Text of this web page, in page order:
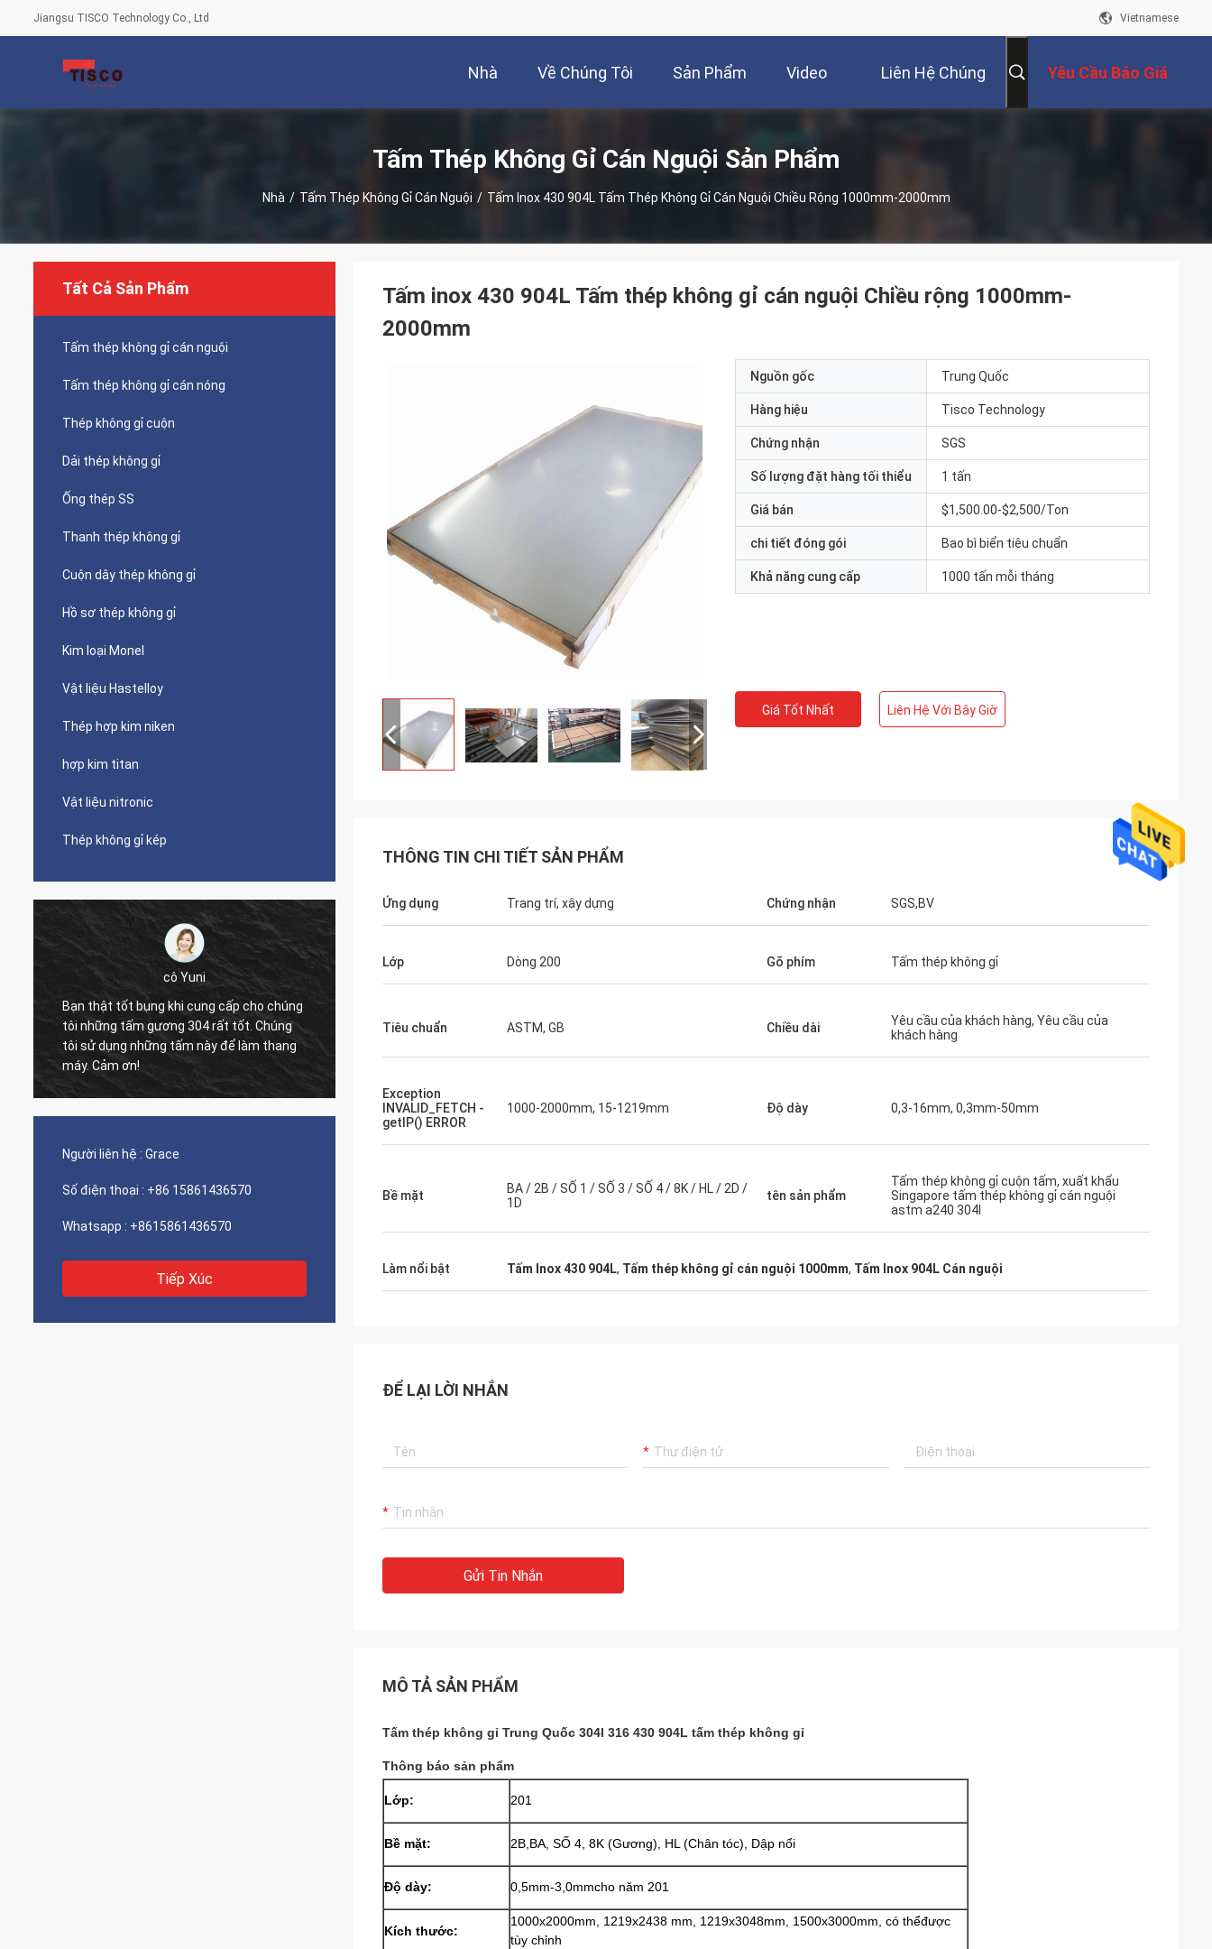
Jiangsu TISCO Technology Co., Ltd Vietnamese
Nhà Về Chúng Tôi Sản Phẩm Video Liên Hệ Chúng Yêu Cầu Báo Giá
Tấm Thép Không Gỉ Cán Nguội Sản Phẩm
Nhà / Tấm Thép Không Gỉ Cán Nguội / Tấm Inox 430 904L Tấm Thép Không Gỉ Cán Nguội Chiều Rộng 1000mm-2000mm
Tất Cả Sản Phẩm
Tấm thép không gỉ cán nguội
Tấm thép không gỉ cán nóng
Thép không gỉ cuộn
Dải thép không gỉ
Ống thép SS
Thanh thép không gỉ
Cuộn dây thép không gỉ
Hồ sơ thép không gỉ
Kim loại Monel
Vật liệu Hastelloy
Thép hợp kim niken
hợp kim titan
Vật liệu nitronic
Thép không gỉ kép
cô Yuni
tốt bụng khi cung cấp cho chúng
tấm gương 304 rất tốt. Chúng
những tấm này để làm thang
The quality of the pipes is very good, very
nice seamless pipes!
Người liên hệ : Grace
Số điện thoại : +86 15861436570
Whatsapp : +8615861436570
Tiếp Xúc
Tấm inox 430 904L Tấm thép không gỉ cán nguội Chiều rộng 1000mm-
2000mm
Nguồn gốc Trung Quốc
Hàng hiệu Tisco Technology
Chứng nhận SGS
Số lượng đặt hàng tối thiểu 1 tấn
Giá bán $1,500.00-$2,500/Ton
chi tiết đóng gói Bao bì biển tiêu chuẩn
Khả năng cung cấp 1000 tấn mỗi tháng
Giá Tốt Nhất Liên Hệ Với Bây Giờ
THÔNG TIN CHI TIẾT SẢN PHẨM
Ứng dụng Trang trí, xây dựng Chứng nhận SGS,BV
Lớp Dòng 200 Gõ phím Tấm thép không gỉ
Tiêu chuẩn ASTM, GB Chiều dài
Yêu cầu của khách hàng, Yêu cầu của
khách hàng
Exception
INVALID_FETCH -
getIP() ERROR
1000-2000mm, 15-1219mm Độ dày 0,3-16mm, 0,3mm-50mm
Bề mặt
BA / 2B / SỐ 1 / SỐ 3 / SỐ 4 / 8K / HL / 2D /
1D
tên sản phẩm
Tấm thép không gỉ cuộn tấm, xuất khẩu
Singapore tấm thép không gỉ cán nguội
astm a240 304l
Làm nổi bật Tấm Inox 430 904L, Tấm thép không gỉ cán nguội 1000mm, Tấm Inox 904L Cán nguội
ĐỂ LẠI LỜI NHẮN
Gửi Tin Nhắn
MÔ TẢ SẢN PHẨM
Tấm thép không gỉ Trung Quốc 304l 316 430 904L tấm thép không gỉ
Thông báo sản phẩm
Lớp: 201
Bề mặt: 2B, BA, SỐ 4, 8K (Gương), HL (Chân tóc), Dập nổi
Độ dày: 0,5mm-3,0mmcho năm 201
Kích thước:
1000x2000mm, 1219x2438 mm, 1219x3048mm, 1500x3000mm, có thểđược
tùy chỉnh